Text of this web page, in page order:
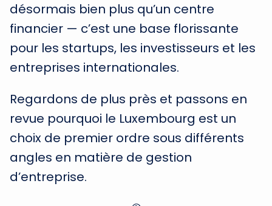
désormais bien plus qu’un centre
financier — c’est une base florissante
pour les startups, les investisseurs et les
entreprises internationales.
Regardons de plus près et passons en
revue pourquoi le Luxembourg est un
choix de premier ordre sous différents
angles en matière de gestion
d’entreprise.